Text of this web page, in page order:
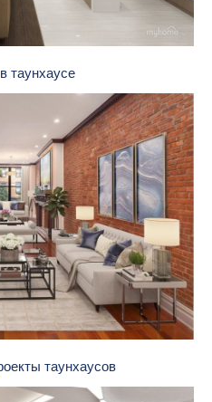
таунхаусе
таунхаусов